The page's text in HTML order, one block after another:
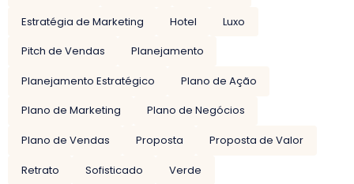
Estratégia de Marketing
Hotel
Luxo
Pitch de Vendas
Planejamento
Planejamento Estratégico
Plano de Ação
Plano de Marketing
Plano de Negócios
Plano de Vendas
Proposta
Proposta de Valor
Retrato
Sofisticado Verde